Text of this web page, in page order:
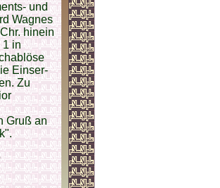
und
Wagnes
hinein
1 in
Einser-
Zu
Gruß an